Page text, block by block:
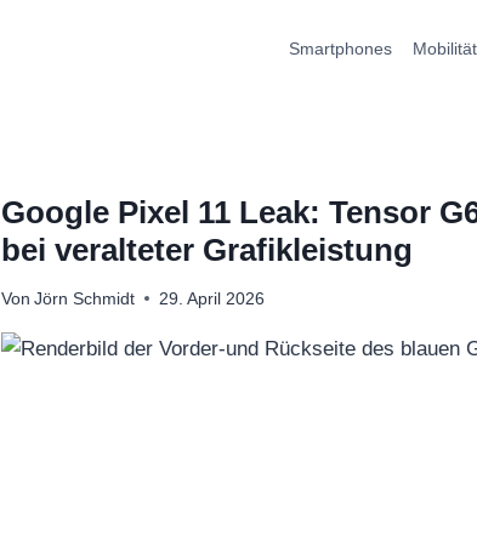
Smartphones Mobilität
Google Pixel 11 Leak: Tensor
bei veralteter Grafikleistung
Von Jörn Schmidt 29. April 2026